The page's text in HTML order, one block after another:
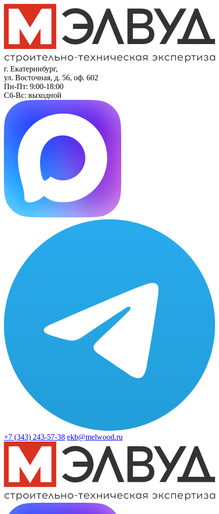
г. Екатеринбург,
ул. Восточная, д. 56, оф. 602
Пн-Пт: 9:00-18:00
Сб-Вс: выходной
+7 (343) 243-57-38 ekb@melwood.ru